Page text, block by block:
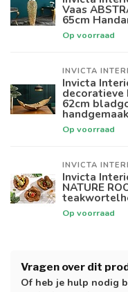
Vaas
65cm
Op voorraad
INVICTA
Invicta
decoratieve
62cm
Op voorraad
INVICTA
Invicta
NATURE
Op voorraad
Vragen over dit
Of heb je hulp nodig